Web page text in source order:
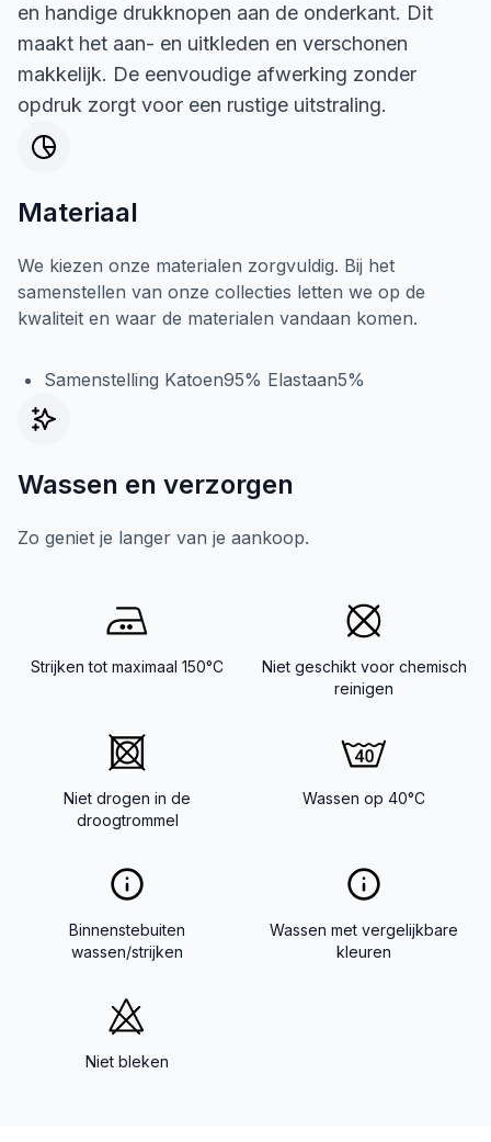
en handige drukknopen aan de onderkant. Dit
maakt het aan- en uitkleden en verschonen
makkelijk. De eenvoudige afwerking zonder
opdruk zorgt voor een rustige uitstraling.
Materiaal
We kiezen onze materialen zorgvuldig. Bij het
samenstellen van onze collecties letten we op de
kwaliteit en waar de materialen vandaan komen.
Samenstelling Katoen95% Elastaan5%
Wassen en verzorgen
Zo geniet je langer van je aankoop.
Strijken tot maximaal 150°C
Niet geschikt voor chemisch
reinigen
Niet drogen in de
droogtrommel
Wassen op 40°C
Binnenstebuiten
wassen/strijken
Wassen met vergelijkbare
kleuren
Niet bleken